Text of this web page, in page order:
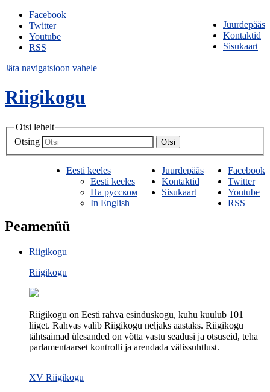
Juurdepääs
Kontaktid
Sisukaart
Facebook
Twitter
Youtube
RSS
Jäta navigatsioon vahele
Riigikogu
Otsi lehelt
Otsing
Otsi
Facebook
Twitter
Youtube
RSS
Juurdepääs
Kontaktid
Sisukaart
Eesti keeles
Eesti keeles
На русском
In English
Peamenüü
Riigikogu
Riigikogu
Riigikogu on Eesti rahva esinduskogu, kuhu kuulub 101
liiget. Rahvas valib Riigikogu neljaks aastaks. Riigikogu
tähtsaimad ülesanded on võtta vastu seadusi ja otsuseid, teha
parlamentaarset kontrolli ja arendada välissuhtlust.
XV Riigikogu